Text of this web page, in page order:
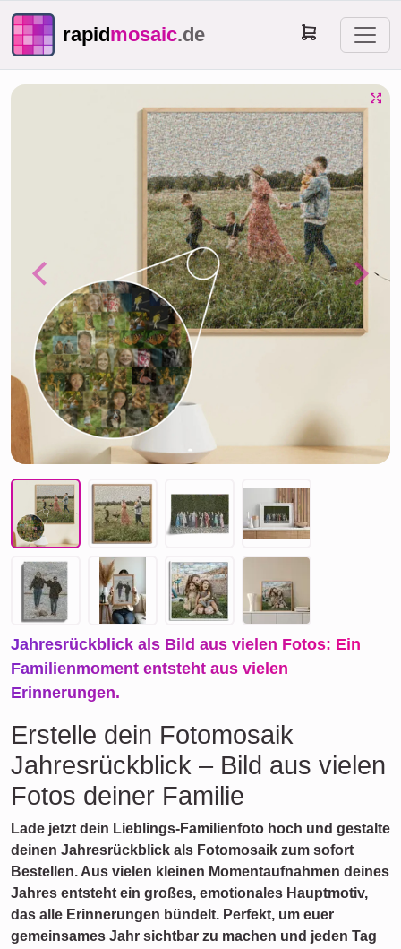
rapidmosaic.de
Previous Next
Jahresrückblick als Bild aus vielen Fotos: Ein
Familienmoment entsteht aus vielen
Erinnerungen.
Erstelle dein Fotomosaik
Jahresrückblick – Bild aus vielen
Fotos deiner Familie
Lade jetzt dein Lieblings-Familienfoto hoch und gestalte
deinen Jahresrückblick als Fotomosaik zum sofort
Bestellen. Aus vielen kleinen Momentaufnahmen deines
Jahres entsteht ein großes, emotionales Hauptmotiv,
das alle Erinnerungen bündelt. Perfekt, um euer
gemeinsames Jahr sichtbar zu machen und jeden Tag